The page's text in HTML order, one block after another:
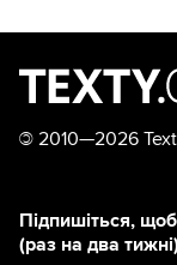
© 2010—2026
Підпишіться,
(раз на два тижні)